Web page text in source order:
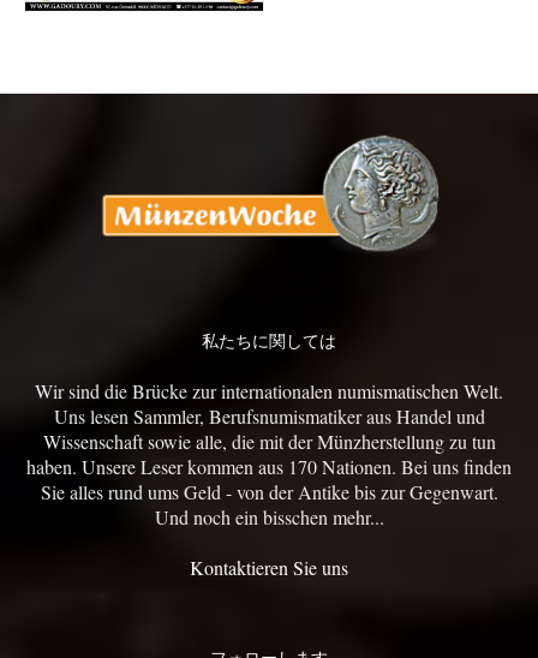
私たちに関しては
Wir sind die Brücke zur internationalen numismatischen Welt.
Uns lesen Sammler, Berufsnumismatiker aus Handel und
Wissenschaft sowie alle, die mit der Münzherstellung zu tun
haben. Unsere Leser kommen aus 170 Nationen. Bei uns finden
Sie alles rund ums Geld - von der Antike bis zur Gegenwart.
Und noch ein bisschen mehr...
Kontaktieren Sie uns